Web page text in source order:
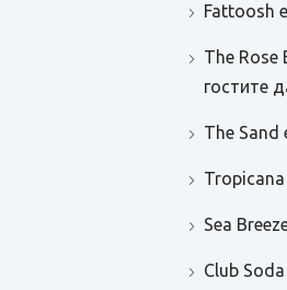
Fattoosh
The Rose
гостите
The Sand
Sea
Club